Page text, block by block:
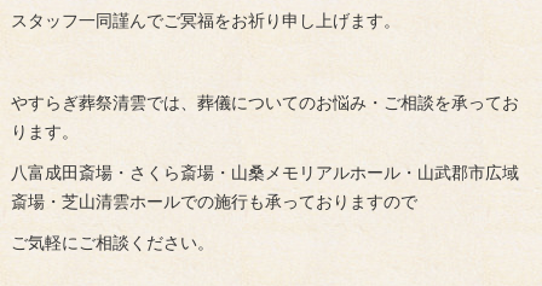
スタッフ一同謹んでご冥福をお祈り申し上げます。
やすらぎ葬祭清雲では、葬儀についてのお悩み・ご相談を承ってお
ります。
八富成田斎場・さくら斎場・山桑メモリアルホール・山武郡市広域
斎場・芝山清雲ホールでの施行も承っておりますので
ご気軽にご相談ください。